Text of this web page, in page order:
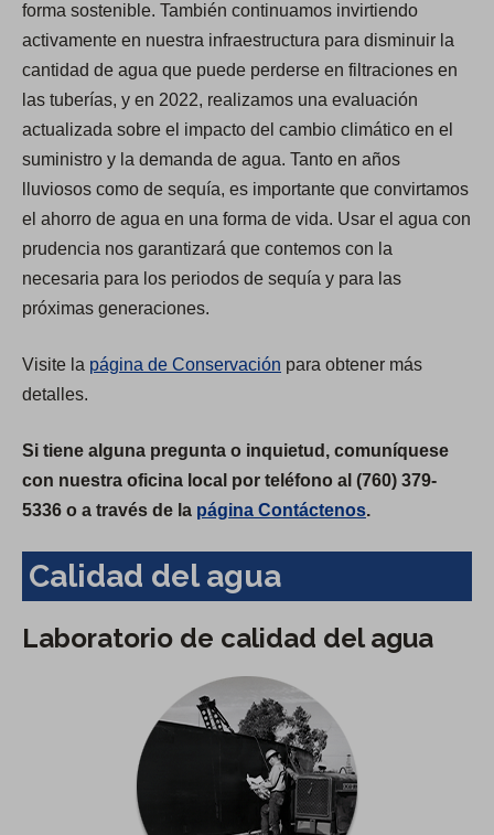
forma sostenible. También continuamos invirtiendo
activamente en nuestra infraestructura para disminuir la
cantidad de agua que puede perderse en filtraciones en
las tuberías, y en 2022, realizamos una evaluación
actualizada sobre el impacto del cambio climático en el
suministro y la demanda de agua. Tanto en años
lluviosos como de sequía, es importante que convirtamos
el ahorro de agua en una forma de vida. Usar el agua con
prudencia nos garantizará que contemos con la
necesaria para los periodos de sequía y para las
próximas generaciones.
Visite la página de Conservación para obtener más
detalles.
Si tiene alguna pregunta o inquietud, comuníquese
con nuestra oficina local por teléfono al (760) 379-
5336 o a través de la página Contáctenos.
Calidad del agua
Laboratorio de calidad del agua